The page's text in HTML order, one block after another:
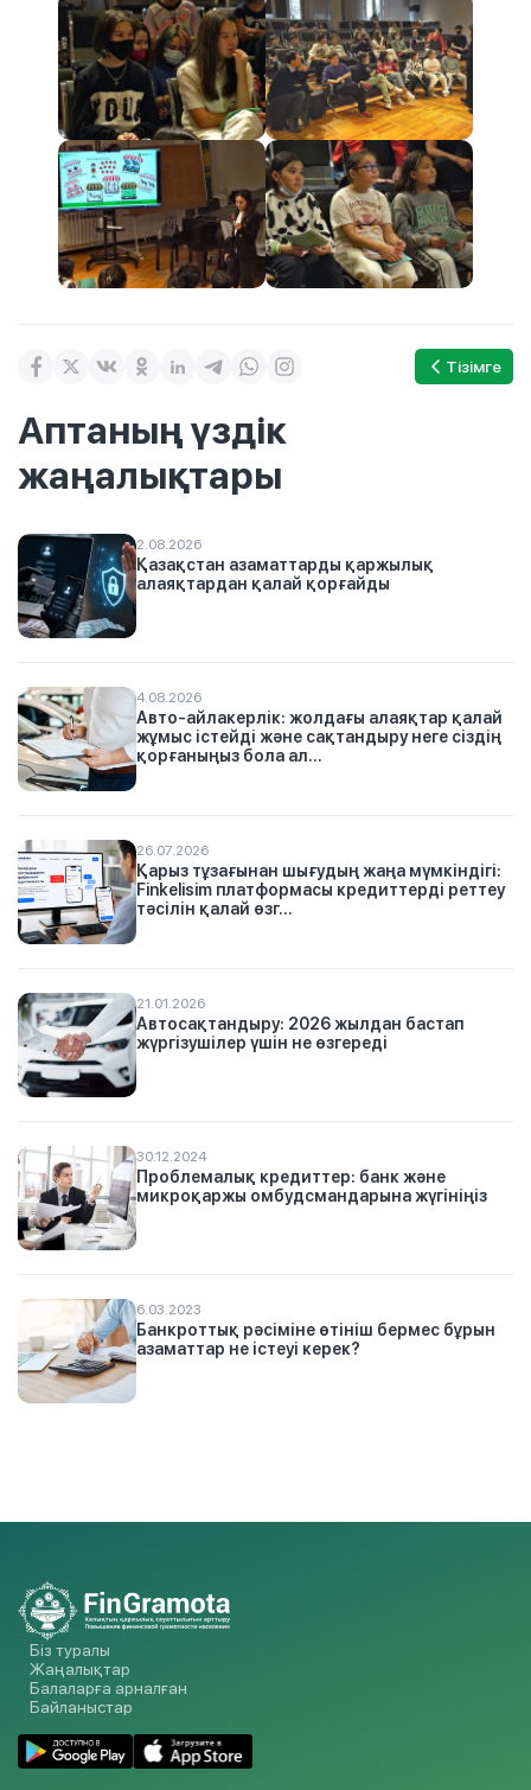
Тізімге
Аптаның үздік
жаңалықтары
2.08.2026
Қазақстан азаматтарды қаржылық
алаяқтардан қалай қорғайды
4.08.2026
Авто-айлакерлік: жолдағы алаяқтар қалай
жұмыс істейді және сақтандыру неге сіздің
қорғаныңыз бола ал...
26.07.2026
Қарыз тұзағынан шығудың жаңа мүмкіндігі:
Finkelisim платформасы кредиттерді реттеу
тәсілін қалай өзг...
21.01.2026
Автосақтандыру: 2026 жылдан бастап
жүргізушілер үшін не өзгереді
30.12.2024
Проблемалық кредиттер: банк және
микроқаржы омбудсмандарына жүгініңіз
6.03.2023
Банкроттық рәсіміне өтініш бермес бұрын
азаматтар не істеуі керек?
Біз туралы
Жаңалықтар
Балаларға арналған
Байланыстар